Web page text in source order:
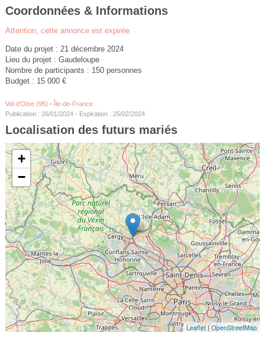
Coordonnées & Informations
Attention, cette annonce est expirée
Date du projet : 21 décembre 2024
Lieu du projet : Gaudeloupe
Nombre de participants : 150 personnes
Budget : 15 000 €
Val-d'Oise (95) -
Île-de-France
Publication : 26/01/2024 - Expiration : 25/02/2024
Localisation des futurs mariés
+
−
Leaflet|OpenStreetMap